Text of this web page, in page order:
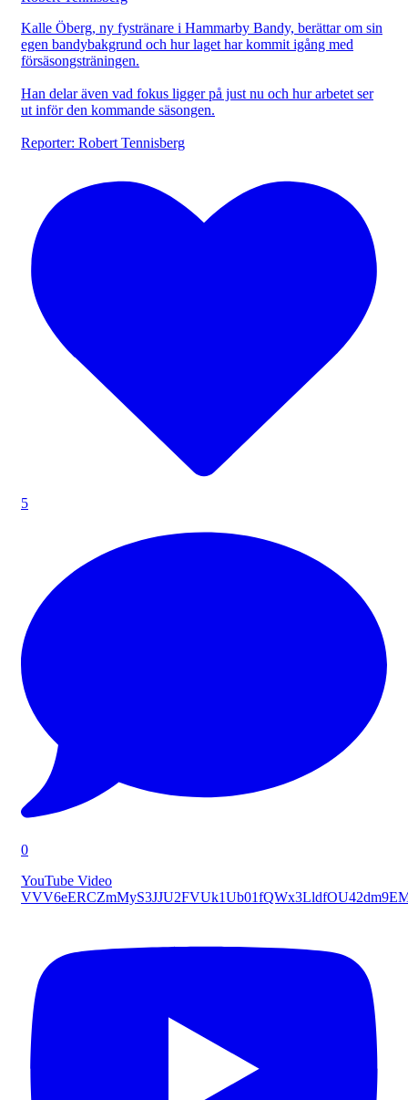
Kalle Öberg, ny fystränare i Hammarby Bandy, berättar om sin
egen bandybakgrund och hur laget har kommit igång med
försäsongsträningen.
Han delar även vad fokus ligger på just nu och hur arbetet ser
ut inför den kommande säsongen.
Reporter: Robert Tennisberg
5
0
YouTube Video